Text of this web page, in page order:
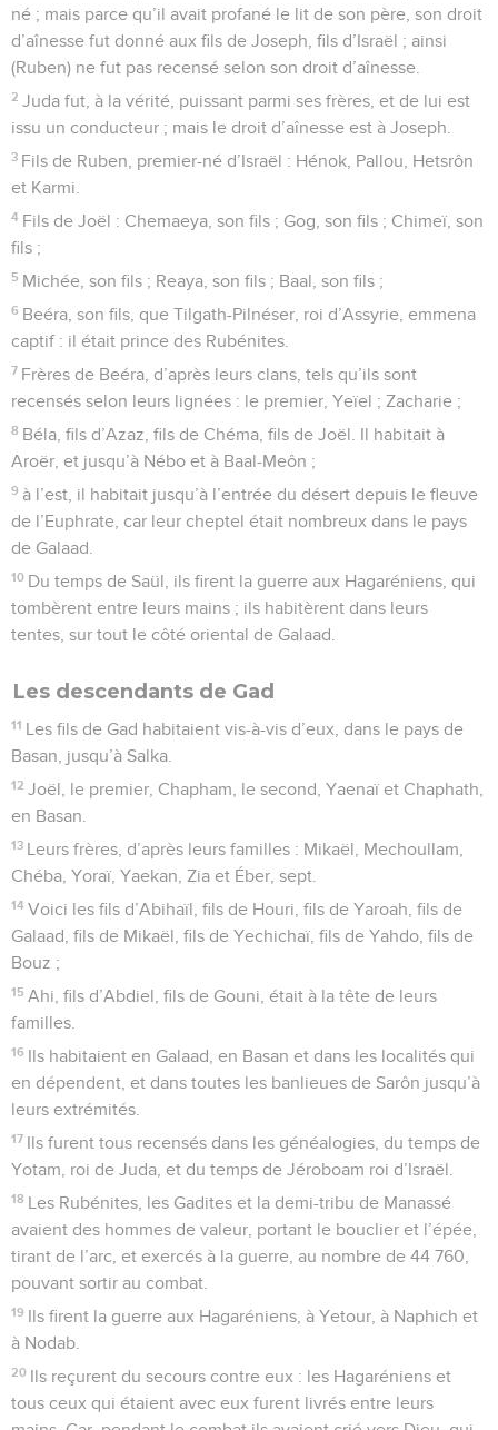
né ; mais parce qu’il avait profané le lit de son père, son droit
d’aînesse fut donné aux fils de Joseph, fils d’Israël ; ainsi
(Ruben) ne fut pas recensé selon son droit d’aînesse.
2 Juda fut, à la vérité, puissant parmi ses frères, et de lui est
issu un conducteur ; mais le droit d’aînesse est à Joseph.
3 Fils de Ruben, premier-né d’Israël : Hénok, Pallou, Hetsrôn
et Karmi.
4 Fils de Joël : Chemaeya, son fils ; Gog, son fils ; Chimeï, son
fils ;
5 Michée, son fils ; Reaya, son fils ; Baal, son fils ;
6 Beéra, son fils, que Tilgath-Pilnéser, roi d’Assyrie, emmena
captif : il était prince des Rubénites.
7 Frères de Beéra, d’après leurs clans, tels qu’ils sont
recensés selon leurs lignées : le premier, Yeïel ; Zacharie ;
8 Béla, fils d’Azaz, fils de Chéma, fils de Joël. Il habitait à
Aroër, et jusqu’à Nébo et à Baal-Meôn ;
9 à l’est, il habitait jusqu’à l’entrée du désert depuis le fleuve
de l’Euphrate, car leur cheptel était nombreux dans le pays
de Galaad.
10 Du temps de Saül, ils firent la guerre aux Hagaréniens, qui
tombèrent entre leurs mains ; ils habitèrent dans leurs
tentes, sur tout le côté oriental de Galaad.
Les descendants de Gad
11 Les fils de Gad habitaient vis-à-vis d’eux, dans le pays de
Basan, jusqu’à Salka.
12 Joël, le premier, Chapham, le second, Yaenaï et Chaphath,
en Basan.
13 Leurs frères, d’après leurs familles : Mikaël, Mechoullam,
Chéba, Yoraï, Yaekan, Zia et Éber, sept.
14 Voici les fils d’Abihaïl, fils de Houri, fils de Yaroah, fils de
Galaad, fils de Mikaël, fils de Yechichaï, fils de Yahdo, fils de
Bouz ;
15 Ahi, fils d’Abdiel, fils de Gouni, était à la tête de leurs
familles.
16 Ils habitaient en Galaad, en Basan et dans les localités qui
en dépendent, et dans toutes les banlieues de Sarôn jusqu’à
leurs extrémités.
17 Ils furent tous recensés dans les généalogies, du temps de
Yotam, roi de Juda, et du temps de Jéroboam roi d’Israël.
18 Les Rubénites, les Gadites et la demi-tribu de Manassé
avaient des hommes de valeur, portant le bouclier et l’épée,
tirant de l’arc, et exercés à la guerre, au nombre de 44 760,
pouvant sortir au combat.
19 Ils firent la guerre aux Hagaréniens, à Yetour, à Naphich et
à Nodab.
20 Ils reçurent du secours contre eux : les Hagaréniens et
tous ceux qui étaient avec eux furent livrés entre leurs